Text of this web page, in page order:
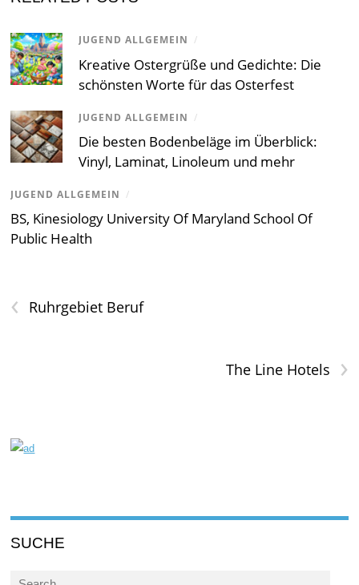
JUGEND ALLGEMEIN /
Kreative Ostergrüße und Gedichte: Die
schönsten Worte für das Osterfest
JUGEND ALLGEMEIN /
Die besten Bodenbeläge im Überblick:
Vinyl, Laminat, Linoleum und mehr
JUGEND ALLGEMEIN /
BS, Kinesiology University Of Maryland School Of
Public Health
‹ Ruhrgebiet Beruf
›
The Line Hotels
SUCHE